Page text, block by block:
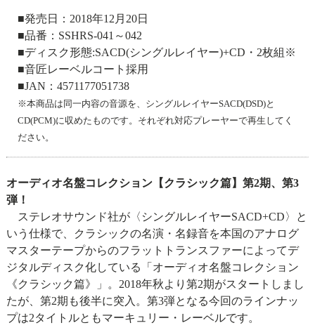
■発売日：2018年12月20日
■品番：SSHRS-041～042
■ディスク形態:SACD(シングルレイヤー)+CD・2枚組※
■音匠レーベルコート採用
■JAN：4571177051738
※本商品は同一内容の音源を、シングルレイヤーSACD(DSD)と
CD(PCM)に収めたものです。それぞれ対応プレーヤーで再生してく
ださい。
オーディオ名盤コレクション【クラシック篇】第2期、第3
弾！
ステレオサウンド社が〈シングルレイヤーSACD+CD〉と
いう仕様で、クラシックの名演・名録音を本国のアナログ
マスターテープからのフラットトランスファーによってデ
ジタルディスク化している「オーディオ名盤コレクション
《クラシック篇》」。2018年秋より第2期がスタートしまし
たが、第2期も後半に突入。第3弾となる今回のラインナッ
プは2タイトルともマーキュリー・レーベルです。